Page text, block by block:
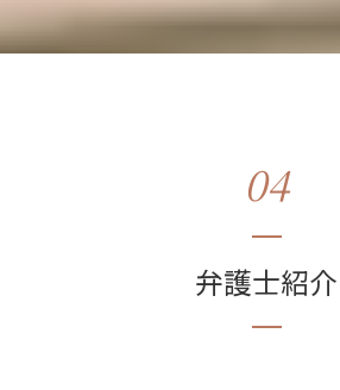
04
弁護士紹介